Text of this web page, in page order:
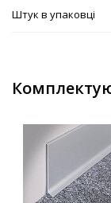
Штук в упаковці